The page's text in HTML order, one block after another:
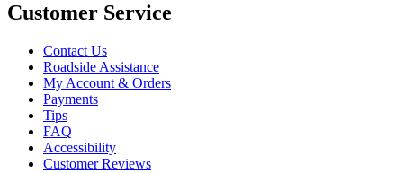
Customer Service
Contact Us
Roadside Assistance
My Account & Orders
Payments
Tips
FAQ
Accessibility
Customer Reviews